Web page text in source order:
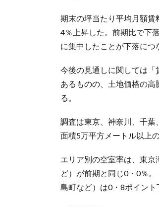
期末の坪当たり平均月額賃
4％上昇した。前期比で下
に集中したことが下落につ
今後の見通しに関しては
あるものの、土地価格の
る。
調査は東京、神奈川、千
面積5万平方メートル以上
エリア別の空室率は、東
ど）が前期と同じ0・0％
島町など）は0・8ポイント